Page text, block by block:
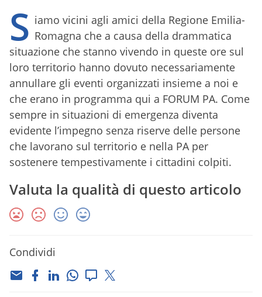
S iamo vicini agli amici della Regione Emilia-
Romagna che a causa della drammatica
situazione che stanno vivendo in queste ore sul
loro territorio hanno dovuto necessariamente
annullare gli eventi organizzati insieme a noi e
che erano in programma qui a FORUM PA. Come
sempre in situazioni di emergenza diventa
evidente l’impegno senza riserve delle persone
che lavorano sul territorio e nella PA per
sostenere tempestivamente i cittadini colpiti.
Valuta la qualità di questo articolo
Condividi